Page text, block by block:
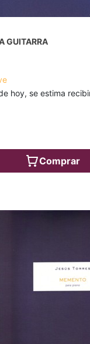
GUITARRA
hoy, se estima
Comprar